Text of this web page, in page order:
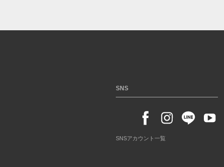
SNS
SNSアカウント一覧